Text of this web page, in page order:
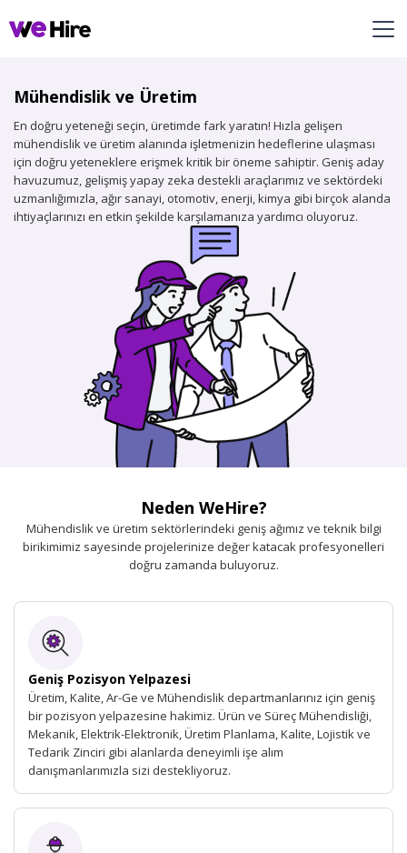
Mühendislik ve Üretim
En doğru yeteneği seçin, üretimde fark yaratın! Hızla gelişen
mühendislik ve üretim alanında işletmenizin hedeflerine ulaşması
için doğru yeteneklere erişmek kritik bir öneme sahiptir. Geniş aday
havuzumuz, gelişmiş yapay zeka destekli araçlarımız ve sektördeki
uzmanlığımızla, ağır sanayi, otomotiv, enerji, kimya gibi birçok alanda
ihtiyaçlarınızı en etkin şekilde karşılamanıza yardımcı oluyoruz.
Neden WeHire?
Mühendislik ve üretim sektörlerindeki geniş ağımız ve teknik bilgi
birikimimiz sayesinde projelerinize değer katacak profesyonelleri
doğru zamanda buluyoruz.
Geniş Pozisyon Yelpazesi
Üretim, Kalite, Ar-Ge ve Mühendislik departmanlarınız için geniş
bir pozisyon yelpazesine hakimiz. Ürün ve Süreç Mühendisliği,
Mekanik, Elektrik-Elektronik, Üretim Planlama, Kalite, Lojistik ve
Tedarik Zinciri gibi alanlarda deneyimli işe alım
danışmanlarımızla sizi destekliyoruz.